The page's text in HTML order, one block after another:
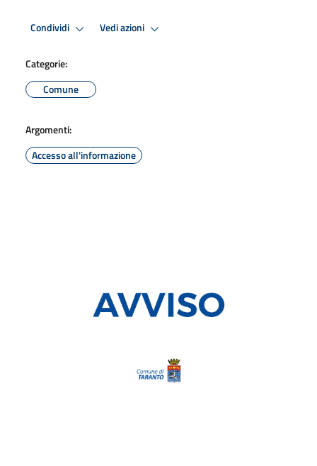
Condividi Vedi azioni
Categorie:
Comune
Argomenti:
Accesso all'informazione